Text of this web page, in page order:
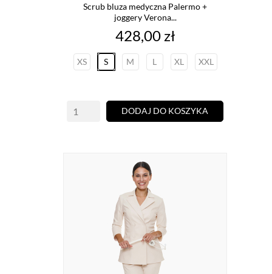
Scrub bluza medyczna Palermo +
joggery Verona...
Cena
428,00 zł
XS S M L XL XXL
DODAJ DO KOSZYKA